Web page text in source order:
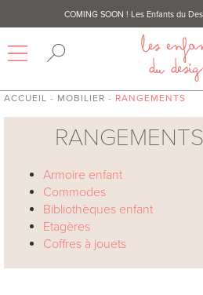
COMING SOON ! Les Enfants du
ACCUEIL - MOBILIER - RANGEMENTS
Armoire enfant
Commodes
Bibliothèques enfant
Etagères
Coffres à jouets